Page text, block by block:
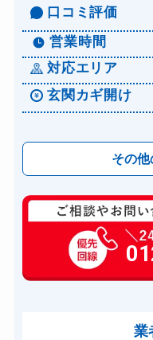
口コミ評価
営業時間
対応エリア
玄関カギ開け
その
玄関カギ修理
玄関カギ交換
車カギ開け
業